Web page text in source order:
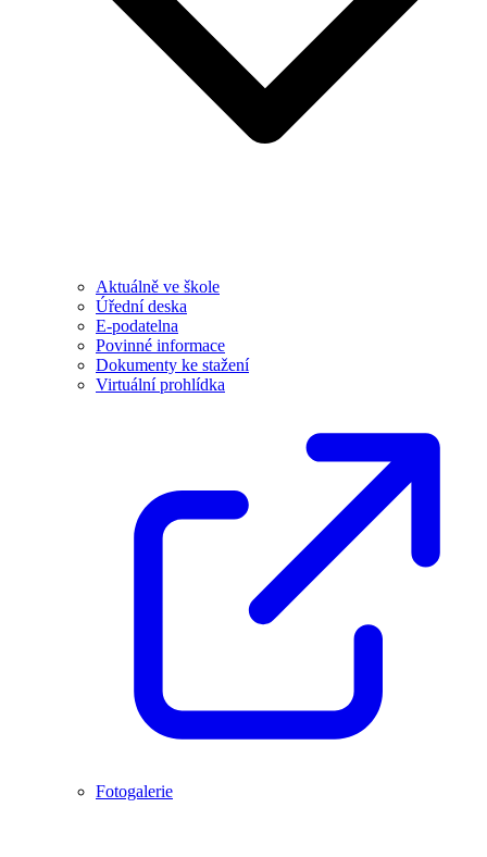
Aktuálně ve škole
Úřední deska
E-podatelna
Povinné informace
Dokumenty ke stažení
Virtuální prohlídka
Fotogalerie